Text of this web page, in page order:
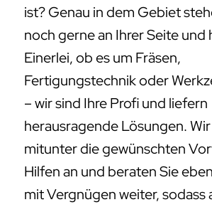
ist? Genau in dem Gebiet
noch gerne an Ihrer Seite und
Einerlei, ob es um Fräsen,
Fertigungstechnik oder
– wir sind Ihre Profi und liefern
herausragende Lösungen.
mitunter die gewünschten
Hilfen an und beraten Sie
mit Vergnügen weiter, sodass